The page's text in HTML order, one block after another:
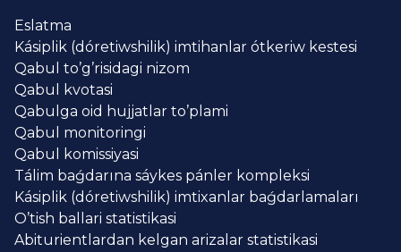
Eslatma
Kásiplik (dóretiwshilik) imtihanlar ótkeriw kestesi
Qabul to’g’risidagi nizom
Qabul kvotasi
Qabulga oid hujjatlar to’plami
Qabul monitoringi
Qabul komissiyasi
Tálim baǵdarına sáykes pánler kompleksi
Kásiplik (dóretiwshilik) imtixanlar baǵdarlamaları
O’tish ballari statistikasi
Abiturientlardan kelgan arizalar statistikasi